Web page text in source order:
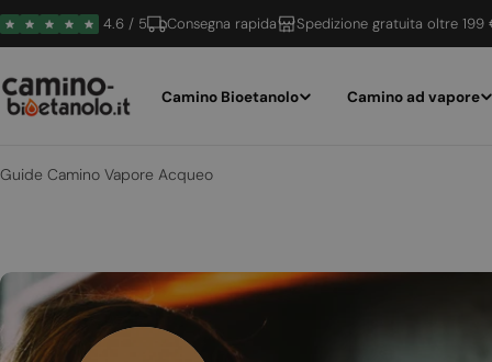
Vai
al
4.6 / 5 Consegna rapida Spedizione gratuita oltre 199
Camino Bioetanolo Camino ad vapore
Guide Camino Vapore Acqueo